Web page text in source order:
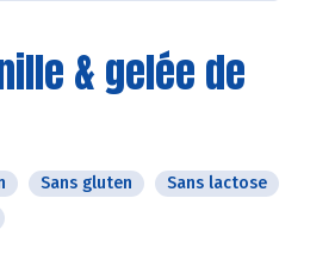
& gelée de
Sans gluten
Sans lactose